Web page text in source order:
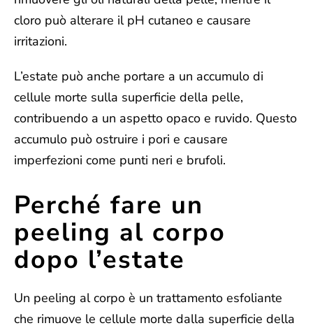
cloro può alterare il pH cutaneo e causare
irritazioni.
L’estate può anche portare a un accumulo di
cellule morte sulla superficie della pelle,
contribuendo a un aspetto opaco e ruvido. Questo
accumulo può ostruire i pori e causare
imperfezioni come punti neri e brufoli.
Perché fare un
peeling al corpo
dopo l’estate
Un peeling al corpo è un trattamento esfoliante
che rimuove le cellule morte dalla superficie della